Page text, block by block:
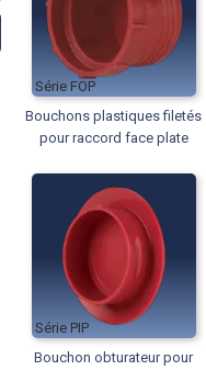
FOP
Bouchons plastiques filetés
pour raccord face plate
PIP
Bouchon obturateur pour